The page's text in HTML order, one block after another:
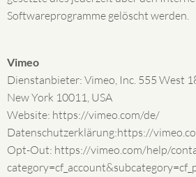
Softwareprogramme gelöscht werden.
Vimeo
Dienstanbieter: Vimeo, Inc. 555 West
New York 10011, USA
Website: https://vimeo.com/de/
Datenschutzerklärung:https://
Opt-Out: https://vimeo.com/help/